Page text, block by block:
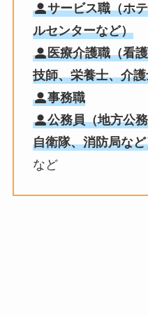
サービス職（ホ
ルセンターなど）
医療介護職（看
技師、栄養士、介
事務職
公務員（地方公
自衛隊、消防局な
など